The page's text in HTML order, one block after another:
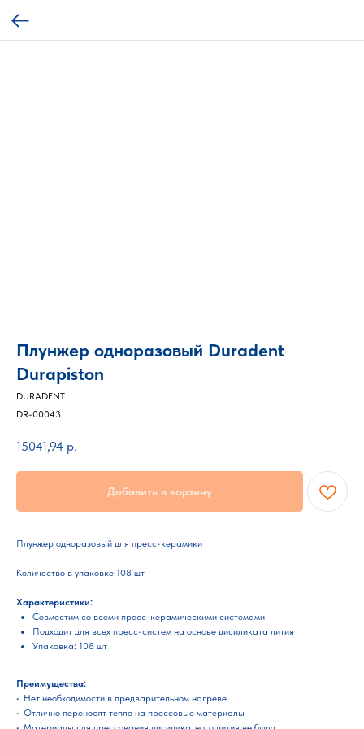
Плунжер одноразовый Duradent
Durapiston
DURADENT
DR-00043
15041,94 р.
Добавить в корзину
Плунжер одноразовый для пресс-керамики
Количество в упаковке 108 шт
Характеристики:
Совместим со всеми пресс-керамическими системами
Подходит для всех пресс-систем на основе дисиликата лития
Упаковка: 108 шт
Преимущества:
• Нет необходимости в предварительном нагреве
• Отлично переносят тепло на прессовые материалы